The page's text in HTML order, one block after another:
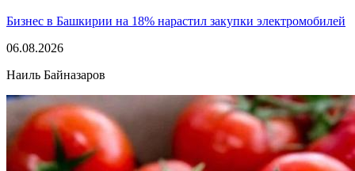
Бизнес в Башкирии на 18% нарастил закупки электромобилей
06.08.2026
Наиль Байназаров